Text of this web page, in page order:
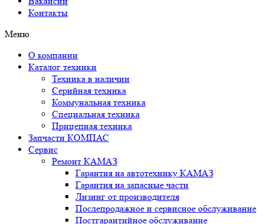
Контакты
Меню
О компании
Каталог техники
Техника в наличии
Серийная техника
Коммунальная техника
Специальная техника
Прицепная техника
Запчасти КОМПАС
Сервис
Ремонт КАМАЗ
Гарантия на автотехнику КАМАЗ
Гарантия на запасные части
Лизинг от производителя
Послепродажное и сервисное обслуживание
Постгарантийное обслуживание